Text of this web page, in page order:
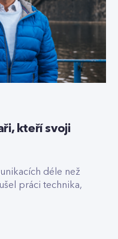
kteří svoji
déle než
práci technika,